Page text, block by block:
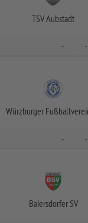
TSV Aubstadt
- -
Würzburger
- -
Baiersdorfer SV